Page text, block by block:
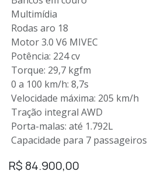
Multimídia
Rodas aro 18
Motor 3.0 V6 MIVEC
Potência: 224 cv
Torque: 29,7 kgfm
0 a 100 km/h: 8,7s
Velocidade máxima: 205 km/h
Tração integral AWD
Porta-malas: até 1.792L
Capacidade para 7 passageiros
R$ 84.900,00